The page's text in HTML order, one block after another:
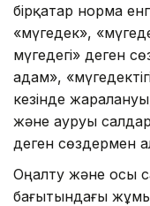
бірқатар норма
«мүгедек»,
мүгедегі» деген
адам»,
кезінде
және ауруы
деген сөздермен
Оңалту және осы
бағытындағы